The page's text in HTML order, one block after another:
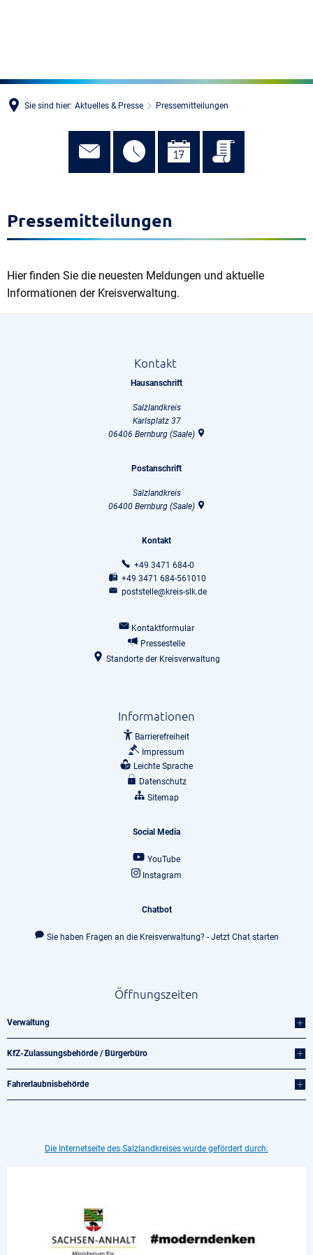
Sie sind hier: Aktuelles & Presse Pressemitteilungen
Pressemitteilungen
Hier finden Sie die neuesten Meldungen und aktuelle
Informationen der Kreisverwaltung.
Kontakt
Hausanschrift
Salzlandkreis
Karlsplatz 37
06406 Bernburg (Saale)
Postanschrift
Salzlandkreis
06400 Bernburg (Saale)
Kontakt
+49 3471 684-0
+49 3471 684-561010
poststelle@kreis-slk.de
Kontaktformular
Pressestelle
Standorte der Kreisverwaltung
Informationen
Barrierefreiheit
Impressum
Leichte Sprache
Datenschutz
Sitemap
Social Media
YouTube
Instagram
Chatbot
Sie haben Fragen an die Kreisverwaltung? - Jetzt Chat starten
Öffnungszeiten
Verwaltung
KfZ-Zulassungsbehörde / Bürgerbüro
Fahrerlaubnisbehörde
Die Internetseite des Salzlandkreises wurde gefördert durch: